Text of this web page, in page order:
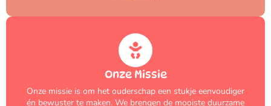
Onze Missie
Onze missie is om het ouderschap een stukje eenvoudiger
én bewuster te maken. We brengen de mooiste duurzame